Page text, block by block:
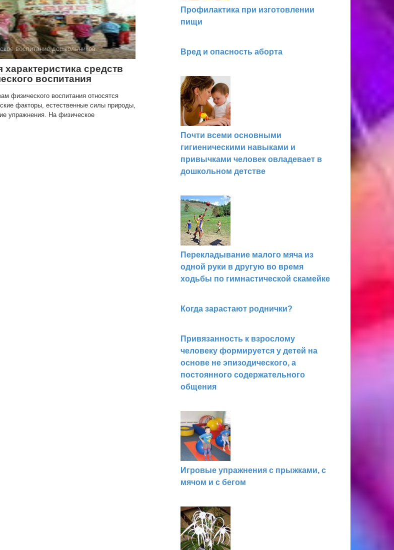
воспитание дошкольников
средств
воспитания
физического воспитания относятся
факторы, естественные силы природы,
упражнения. На физическое
Профилактика при изготовлении
пищи
Вред и опасность аборта
Почти всеми основными
гигиеническими навыками и
привычками человек овладевает в
дошкольном детстве
Перекладывание малого мяча из
одной руки в другую во время
ходьбы по гимнастической скамейке
Когда зарастают роднички?
Привязанность к взрослому
человеку формируется у детей на
основе не эпизодического, а
постоянного содержательного
общения
Игровые упражнения с прыжками, с
мячом и с бегом